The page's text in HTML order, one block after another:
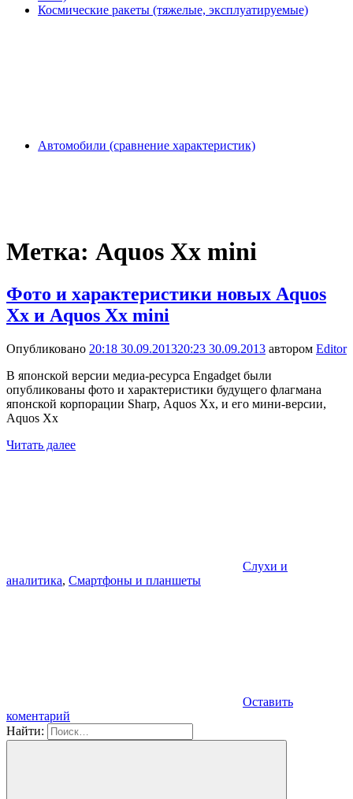
Космические ракеты (тяжелые, эксплуатируемые)
Автомобили (сравнение характеристик)
Метка: Aquos Xx mini
Фото и характеристики новых Aquos
Xx и Aquos Xx mini
Опубликовано 20:18 30.09.201320:23 30.09.2013 автором Editor
В японской версии медиа-ресурса Engadget были
опубликованы фото и характеристики будущего флагмана
японской корпорации Sharp, Aquos Xx, и его мини-версии,
Aquos Xx
Читать далее
Слухи и
аналитика, Смартфоны и планшеты
Оставить
коментарий
Найти: